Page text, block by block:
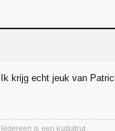
Ik krijg echt jeuk van
Iedereen is een kutlultrut